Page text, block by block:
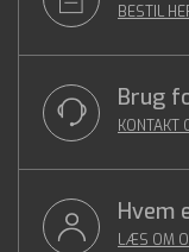
BESTIL
Brug
KONTAKT
Hvem
LÆS OM